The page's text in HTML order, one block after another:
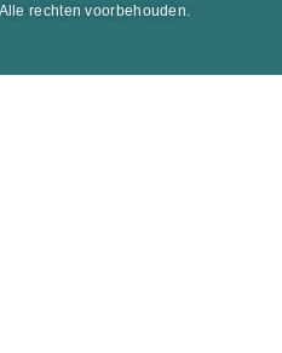
rechten voorbehouden.